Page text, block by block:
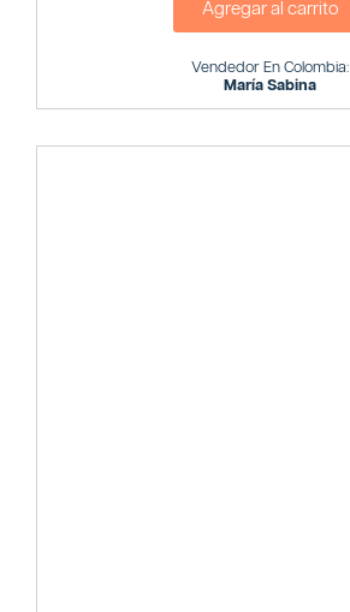
Agregar al carrito
Vendedor En Colombia:
María Sabina